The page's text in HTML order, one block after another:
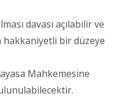
davası açılabilir ve
hakkaniyetli bir düzeye
Mahkemesine